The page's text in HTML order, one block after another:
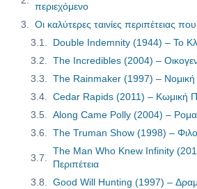
περιεχόμενο
Οι καλύτερες ταινίες περιπέτειας
Double Indemnity (1944) – Το
The Incredibles (2004) –
The Rainmaker (1997) – Νομική
Cedar Rapids (2011) – Κωμική
Along Came Polly (2004) –
The Truman Show (1998) –
The Man Who Knew Infinity
Περιπέτεια
Good Will Hunting (1997) –